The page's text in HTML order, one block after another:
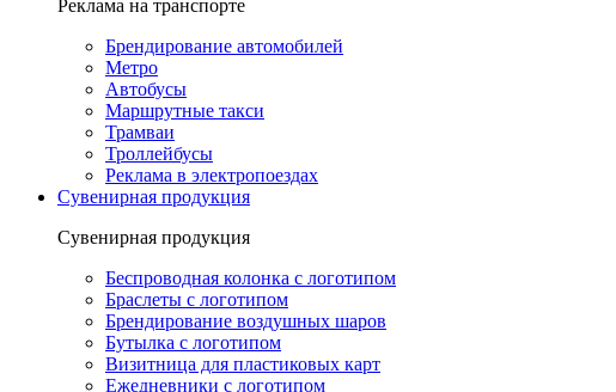
Реклама на транспорте
Брендирование автомобилей
Метро
Автобусы
Маршрутные такси
Трамваи
Троллейбусы
Реклама в электропоездах
Сувенирная продукция
Сувенирная продукция
Беспроводная колонка с логотипом
Браслеты с логотипом
Брендирование воздушных шаров
Бутылка с логотипом
Визитница для пластиковых карт
Ежедневники с логотипом